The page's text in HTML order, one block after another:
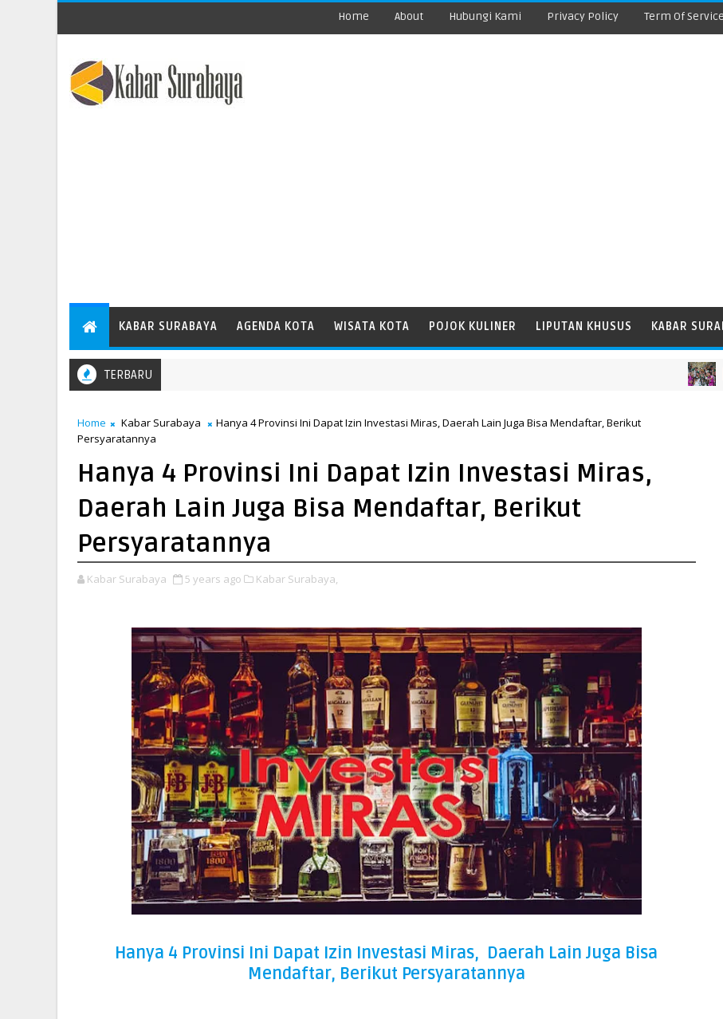
Home About Hubungi Kami Privacy Policy Term Of Service
KABAR SURABAYA AGENDA KOTA WISATA KOTA POJOK KULINER LIPUTAN KHUSUS KABAR
TERBARU KABAR
Home Kabar Surabaya
Hanya 4 Provinsi Ini Dapat Izin Investasi Miras, Daerah Lain Juga Bisa Mendaftar, Berikut
Persyaratannya
Hanya 4 Provinsi Ini Dapat Izin Investasi Miras,
Daerah Lain Juga Bisa Mendaftar, Berikut
Persyaratannya
Kabar Surabaya 5 years ago Kabar Surabaya,
Hanya 4 Provinsi Ini Dapat Izin Investasi Miras, Daerah Lain Juga Bisa
Mendaftar, Berikut Persyaratannya